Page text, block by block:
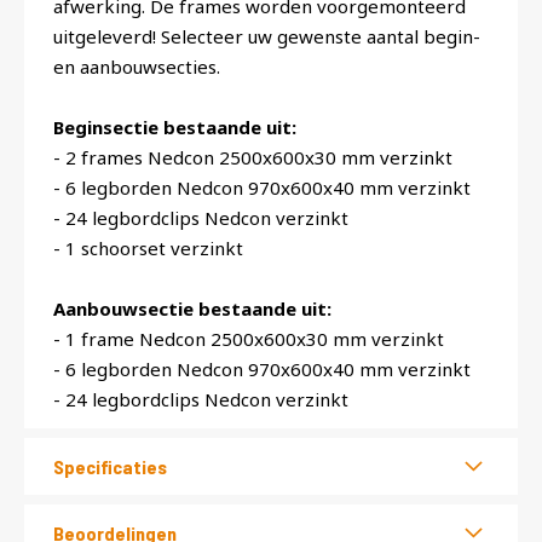
afwerking. De frames worden voorgemonteerd
uitgeleverd! Selecteer uw gewenste aantal begin-
en aanbouwsecties.
Beginsectie bestaande uit:
- 2 frames Nedcon 2500x600x30 mm verzinkt
- 6 legborden Nedcon 970x600x40 mm verzinkt
- 24 legbordclips Nedcon verzinkt
- 1 schoorset verzinkt
Aanbouwsectie bestaande uit:
- 1 frame Nedcon 2500x600x30 mm verzinkt
- 6 legborden Nedcon 970x600x40 mm verzinkt
- 24 legbordclips Nedcon verzinkt
Specificaties
Beoordelingen